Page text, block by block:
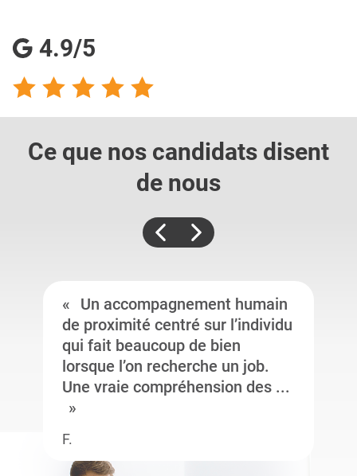
4.9/5
Ce que nos candidats disent
de nous
Un accompagnement humain
de proximité centré sur l’individu
qui fait beaucoup de bien
lorsque l’on recherche un job.
Une vraie compréhension des ...
F.